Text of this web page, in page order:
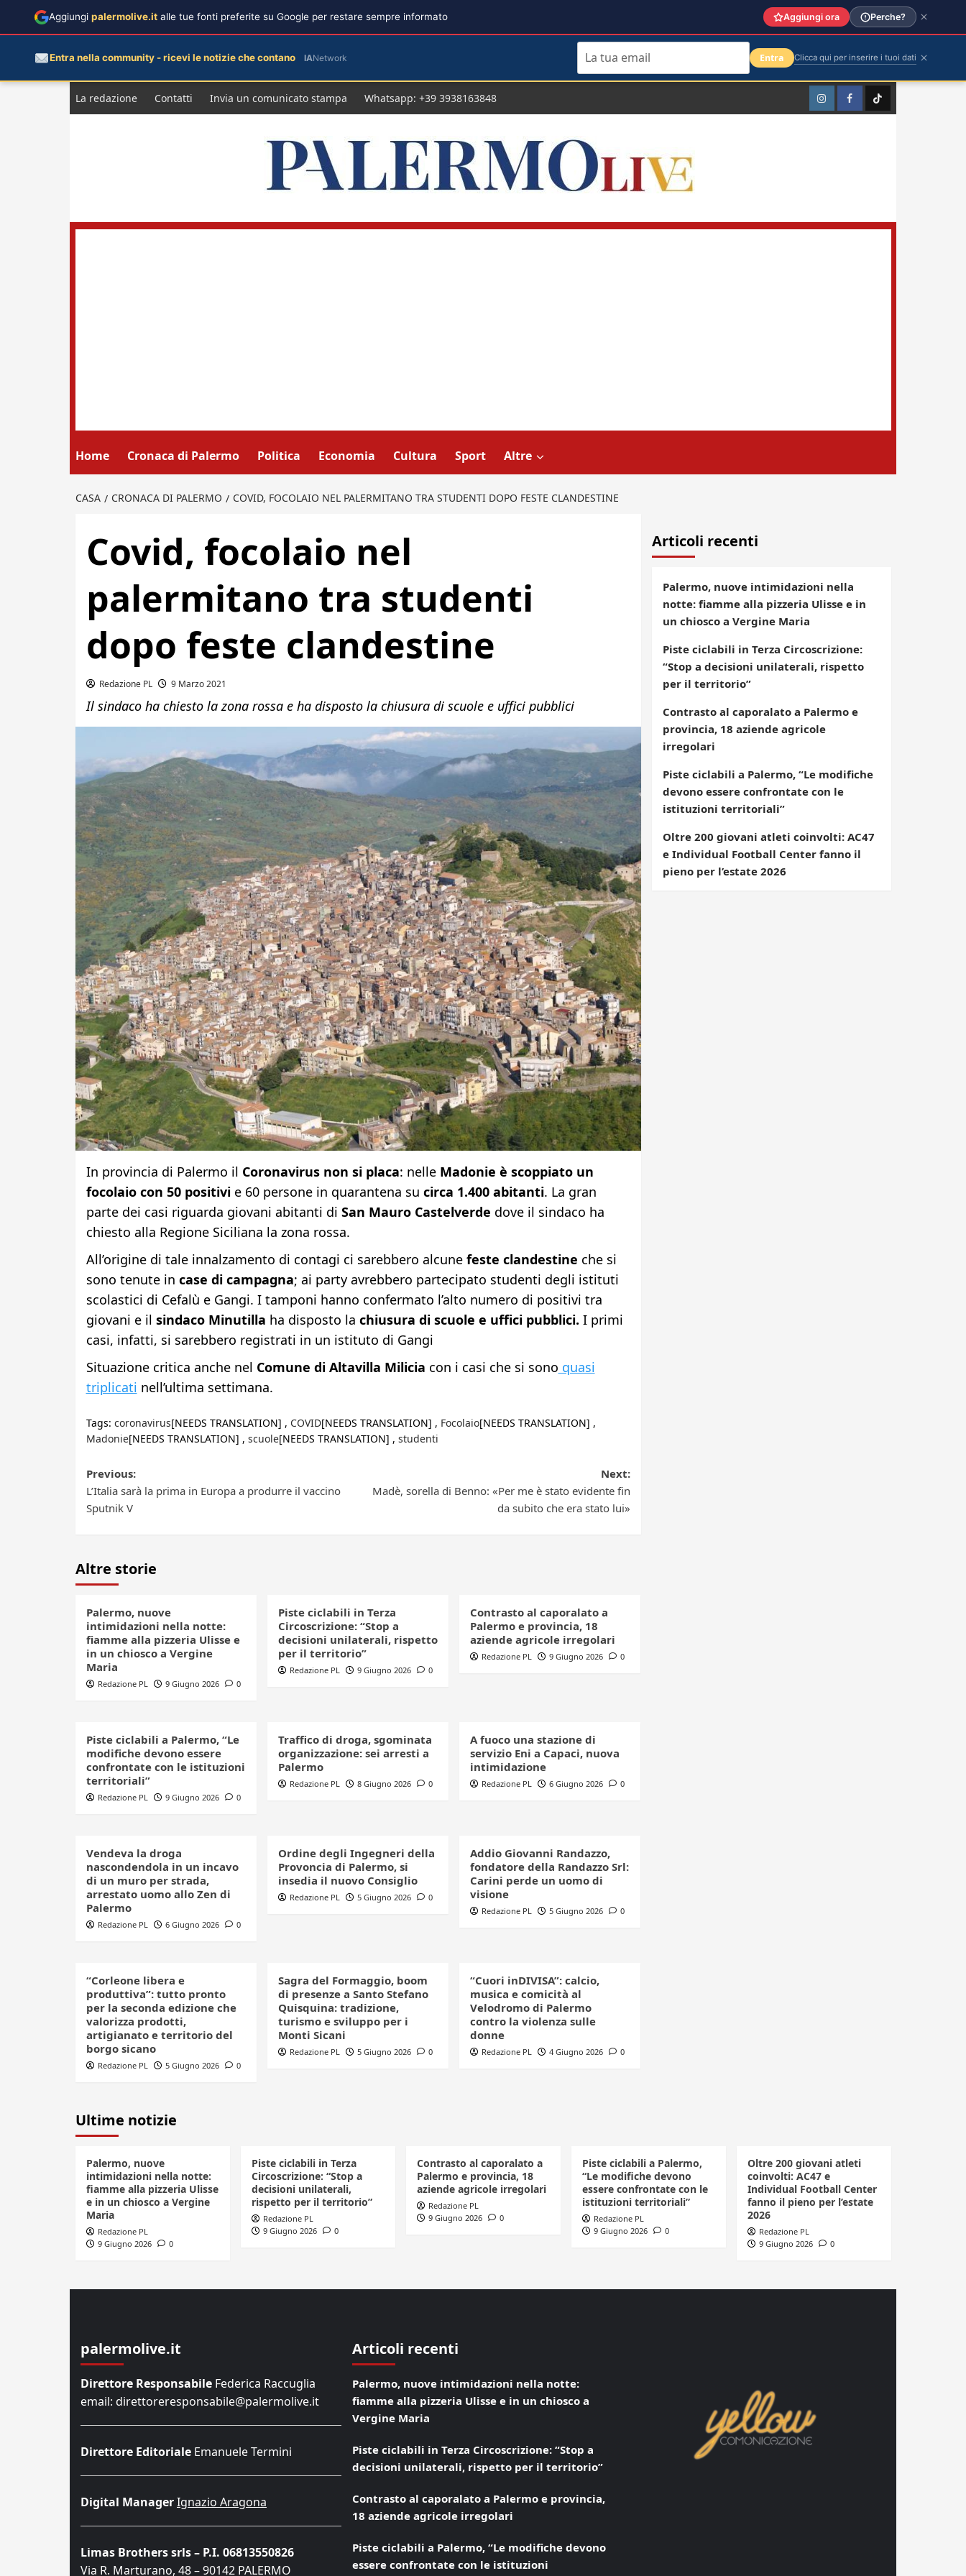
La redazione Contatti Invia un comunicato stampa Whatsapp: +39 3938163848 InstagramFacebookTikTok
Home Cronaca di Palermo Politica Economia Cultura Sport Altre
CASA CRONACA DI PALERMO COVID, FOCOLAIO NEL PALERMITANO TRA STUDENTI DOPO FESTE CLANDESTINE
Covid, focolaio nel
palermitano tra studenti
dopo feste clandestine
Redazione PL 9 Marzo 2021
Il sindaco ha chiesto la zona rossa e ha disposto la chiusura di scuole e uffici pubblici
In provincia di Palermo il Coronavirus non si placa: nelle Madonie è scoppiato un
focolaio con 50 positivi e 60 persone in quarantena su circa 1.400 abitanti. La gran
parte dei casi riguarda giovani abitanti di San Mauro Castelverde dove il sindaco ha
chiesto alla Regione Siciliana la zona rossa.
All’origine di tale innalzamento di contagi ci sarebbero alcune feste clandestine che si
sono tenute in case di campagna; ai party avrebbero partecipato studenti degli istituti
scolastici di Cefalù e Gangi. I tamponi hanno confermato l’alto numero di positivi tra
giovani e il sindaco Minutilla ha disposto la chiusura di scuole e uffici pubblici. I primi
casi, infatti, si sarebbero registrati in un istituto di Gangi
Situazione critica anche nel Comune di Altavilla Milicia con i casi che si sono quasi
triplicati nell’ultima settimana.
Tags: coronavirus[NEEDS TRANSLATION] , COVID[NEEDS TRANSLATION] , Focolaio[NEEDS TRANSLATION] ,
Madonie[NEEDS TRANSLATION] , scuole[NEEDS TRANSLATION] , studenti
Post
navigation
Previous:
L’Italia sarà la prima in Europa a produrre il vaccino
Sputnik V
Next:
Madè, sorella di Benno: «Per me è stato evidente fin
da subito che era stato lui»
Altre storie
Palermo, nuove
intimidazioni nella notte:
fiamme alla pizzeria Ulisse e
in un chiosco a Vergine
Maria
Redazione PL 9 Giugno 2026 0
Piste ciclabili in Terza
Circoscrizione: “Stop a
decisioni unilaterali, rispetto
per il territorio”
Redazione PL 9 Giugno 2026 0
Contrasto al caporalato a
Palermo e provincia, 18
aziende agricole irregolari
Redazione PL 9 Giugno 2026 0
Piste ciclabili a Palermo, “Le
modifiche devono essere
confrontate con le istituzioni
territoriali”
Redazione PL 9 Giugno 2026 0
Traffico di droga, sgominata
organizzazione: sei arresti a
Palermo
Redazione PL 8 Giugno 2026 0
A fuoco una stazione di
servizio Eni a Capaci, nuova
intimidazione
Redazione PL 6 Giugno 2026 0
Vendeva la droga
nascondendola in un incavo
di un muro per strada,
arrestato uomo allo Zen di
Palermo
Redazione PL 6 Giugno 2026 0
Ordine degli Ingegneri della
Provoncia di Palermo, si
insedia il nuovo Consiglio
Redazione PL 5 Giugno 2026 0
Addio Giovanni Randazzo,
fondatore della Randazzo Srl:
Carini perde un uomo di
visione
Redazione PL 5 Giugno 2026 0
“Corleone libera e
produttiva”: tutto pronto
per la seconda edizione che
valorizza prodotti,
artigianato e territorio del
borgo sicano
Redazione PL 5 Giugno 2026 0
Sagra del Formaggio, boom
di presenze a Santo Stefano
Quisquina: tradizione,
turismo e sviluppo per i
Monti Sicani
Redazione PL 5 Giugno 2026 0
“Cuori inDIVISA”: calcio,
musica e comicità al
Velodromo di Palermo
contro la violenza sulle
donne
Redazione PL 4 Giugno 2026 0
Articoli recenti
Palermo, nuove intimidazioni nella
notte: fiamme alla pizzeria Ulisse e in
un chiosco a Vergine Maria
Piste ciclabili in Terza Circoscrizione:
“Stop a decisioni unilaterali, rispetto
per il territorio”
Contrasto al caporalato a Palermo e
provincia, 18 aziende agricole
irregolari
Piste ciclabili a Palermo, “Le modifiche
devono essere confrontate con le
istituzioni territoriali”
Oltre 200 giovani atleti coinvolti: AC47
e Individual Football Center fanno il
pieno per l’estate 2026
Ultime notizie
Palermo, nuove
intimidazioni nella notte:
fiamme alla pizzeria Ulisse
e in un chiosco a Vergine
Maria
Redazione PL
9 Giugno 2026
0
Piste ciclabili in Terza
Circoscrizione: “Stop a
decisioni unilaterali,
rispetto per il territorio”
Redazione PL
9 Giugno 2026
0
Contrasto al caporalato a
Palermo e provincia, 18
aziende agricole irregolari
Redazione PL
9 Giugno 2026
0
Piste ciclabili a Palermo,
“Le modifiche devono
essere confrontate con le
istituzioni territoriali”
Redazione PL
9 Giugno 2026
0
Oltre 200 giovani atleti
coinvolti: AC47 e
Individual Football Center
fanno il pieno per l’estate
2026
Redazione PL
9 Giugno 2026
0
palermolive.it
Direttore Responsabile Federica Raccuglia
email: direttoreresponsabile@palermolive.it
Direttore Editoriale Emanuele Termini
Digital ManagerIgnazio Aragona
Limas Brothers srls – P.I. 06813550826
Via R. Marturano, 48 – 90142 PALERMO
Articoli recenti
Palermo, nuove intimidazioni nella notte:
fiamme alla pizzeria Ulisse e in un chiosco a
Vergine Maria
Piste ciclabili in Terza Circoscrizione: “Stop a
decisioni unilaterali, rispetto per il territorio”
Contrasto al caporalato a Palermo e provincia,
18 aziende agricole irregolari
Piste ciclabili a Palermo, “Le modifiche devono
essere confrontate con le istituzioni
Aggiungi palermolive.it alle tue fonti preferite su Google per restare sempre informato Aggiungi ora Perche?
Entra nella community - ricevi le notizie che contano IANetwork Entra Clicca qui per inserire i tuoi dati